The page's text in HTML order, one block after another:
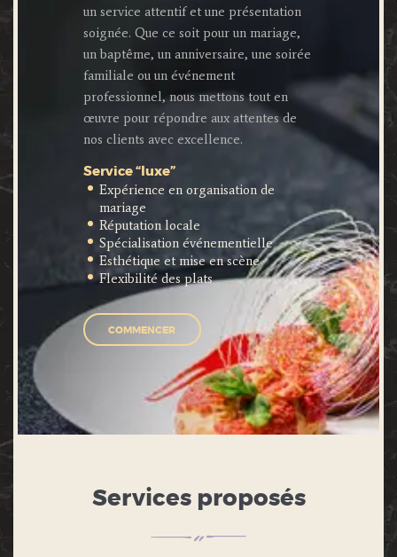
un service attentif et une présentation
soignée. Que ce soit pour un mariage,
un baptême, un anniversaire, une soirée
familiale ou un événement
professionnel, nous mettons tout en
œuvre pour répondre aux attentes de
nos clients avec excellence.
Service “luxe”
Expérience en organisation de
mariage
Réputation locale
Spécialisation événementielle
Esthétique et mise en scène
Flexibilité des plats
COMMENCER
Services proposés